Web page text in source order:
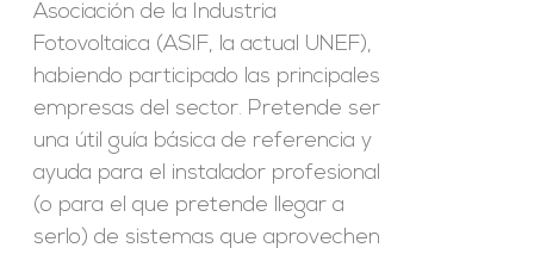
Asociación de la Industria
Fotovoltaica (ASIF, la actual UNEF),
habiendo participado las principales
empresas del sector. Pretende ser
una útil guía básica de referencia y
ayuda para el instalador profesional
(o para el que pretende llegar a
serlo) de sistemas que aprovechen